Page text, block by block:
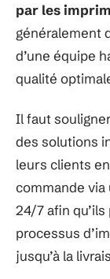
par les
généralement
d’une équipe
qualité
Il faut
des solutions
leurs clients
commande
24/7 afin
processus
jusqu’à la